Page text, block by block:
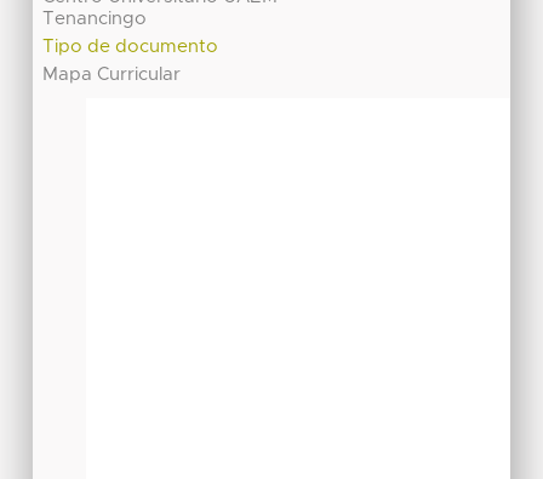
Tenancingo
Tipo de documento
Mapa Curricular